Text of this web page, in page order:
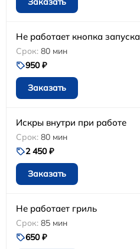
Не работает кнопка запуска
80 мин
950 ₽
Заказать
Искры внутри при работе
80 мин
2 450 ₽
Заказать
Не работает гриль
85 мин
650 ₽